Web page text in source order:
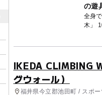
の遊
全身
木」
IKEDA CLIMBING
グウォール）
福井県今立郡池田町 / スポー